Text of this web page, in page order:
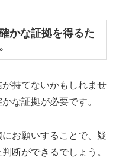
かな証拠を得るた
持てないかもしれませ
な証拠が必要です。
お願いすることで、疑
断ができるでしょう。